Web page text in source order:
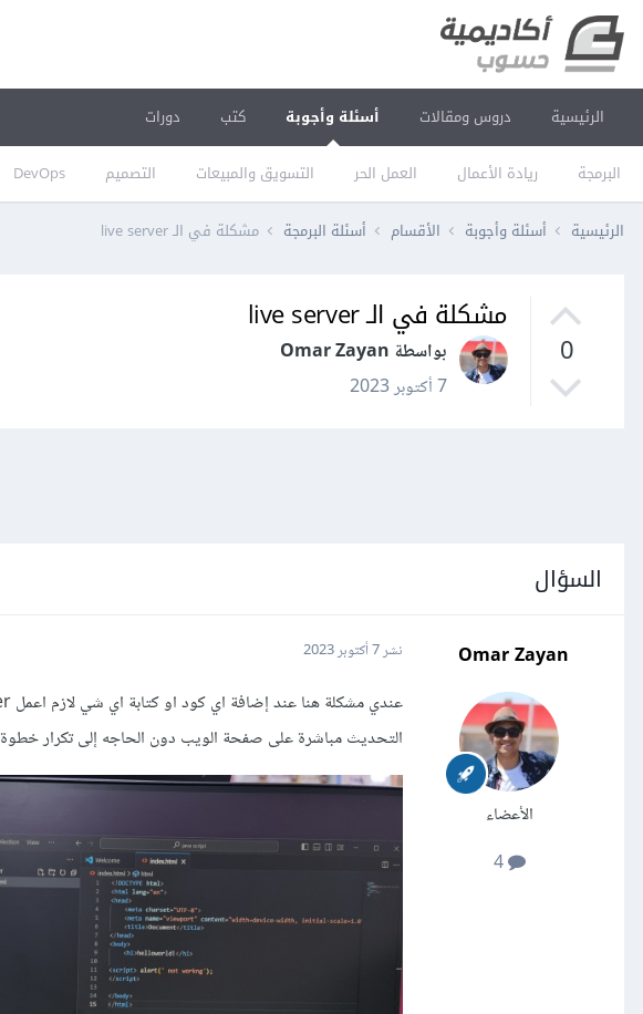
الرئيسية دروس ومقالات أسئلة وأجوبة
البرمجة ريادة الأعمال العمل الحر التسويق والمبيعات التصميم DevOps
كتب دورات
الرئيسية أسئلة وأجوبة الأقسام أسئلة البرمجة مشكلة في الـ live server
0
مشكلة في الـ live server
بواسطة Omar Zayan
7 أكتوبر 2023
السؤال
Omar Zayan
الأعضاء
4
نشر7 أكتوبر 2023
التحديث مباشرة على صفحة الويب دون الحاجه إلى تكرار خطوة open with live server